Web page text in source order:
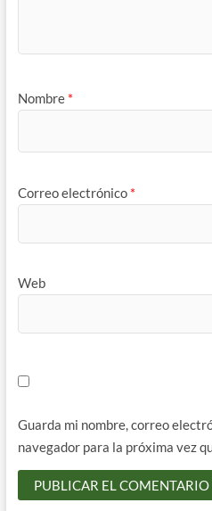
Nombre *
Correo electrónico *
Web
Guarda mi nombre, correo
navegador para la próxima vez